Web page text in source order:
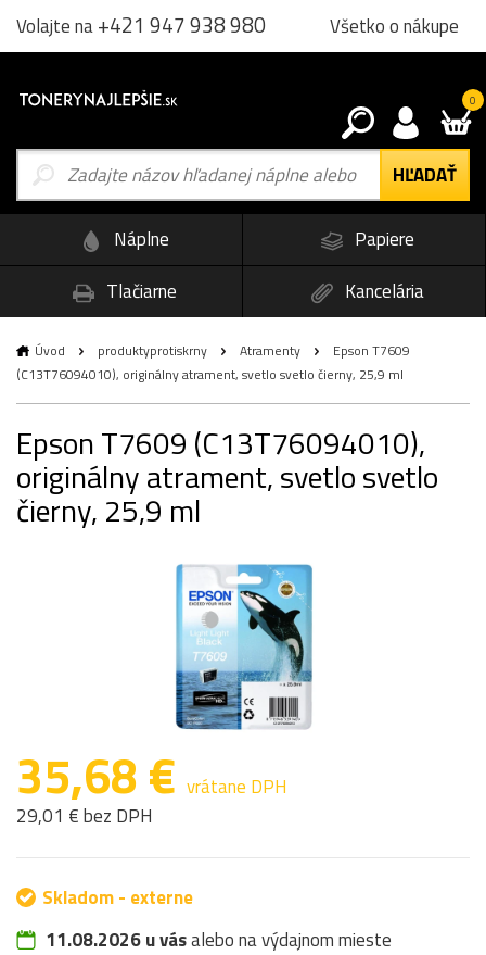
Volajte na+421 947 938 980 Všetko o nákupe
0
Náplne
Papiere
Tlačiarne
Kancelária
Úvod produktyprotiskrny Atramenty
Epson T7609
(C13T76094010), originálny atrament, svetlo svetlo čierny, 25,9 ml
Epson T7609 (C13T76094010),
originálny atrament, svetlo svetlo
čierny, 25,9 ml
35,68 € vrátane DPH
29,01 € bez DPH
Skladom - externe
11.08.2026 u vásalebo na výdajnom mieste